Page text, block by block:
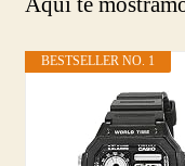
BESTSELLER NO. 1